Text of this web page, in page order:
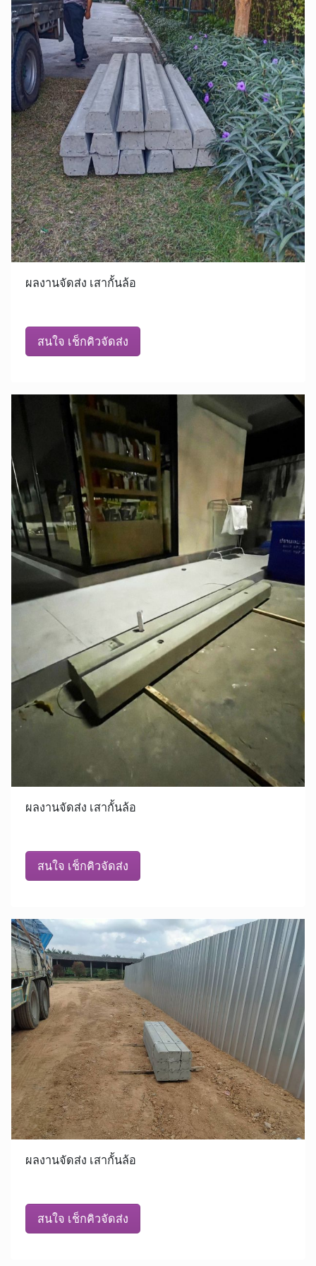
ผลงานจัดส่ง เสากั้นล้อ
สนใจ เช็กคิวจัดส่ง
ผลงานจัดส่ง เสากั้นล้อ
สนใจ เช็กคิวจัดส่ง
ผลงานจัดส่ง เสากั้นล้อ
สนใจ เช็กคิวจัดส่ง